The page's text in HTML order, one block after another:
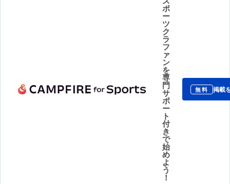
ポ
ー
ツ
ク
ラ
フ
ァ
ン
を
専
門
サ
ポ
ー
ト
付
き
で
始
め
よ
う
！
無料 掲載